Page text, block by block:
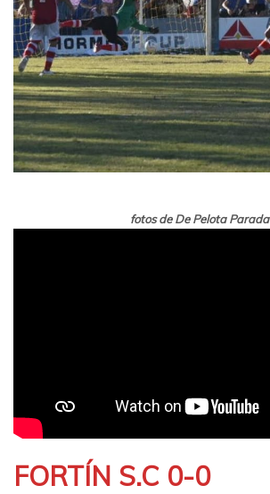
fotos de De Pelota Parada
FORTÍN S.C 0-0